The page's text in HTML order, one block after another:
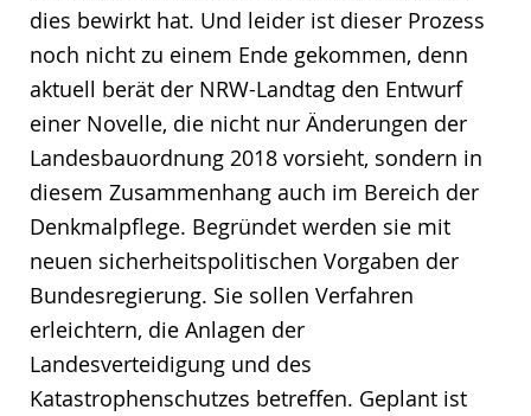
dies bewirkt hat. Und leider ist dieser Prozess
noch nicht zu einem Ende gekommen, denn
aktuell berät der NRW-Landtag den Entwurf
einer Novelle, die nicht nur Änderungen der
Landesbauordnung 2018 vorsieht, sondern in
diesem Zusammenhang auch im Bereich der
Denkmalpflege. Begründet werden sie mit
neuen sicherheitspolitischen Vorgaben der
Bundesregierung. Sie sollen Verfahren
erleichtern, die Anlagen der
Landesverteidigung und des
Katastrophenschutzes betreffen. Geplant ist